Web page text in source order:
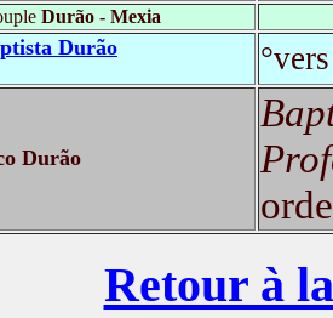
Durão - Mexia
Durão
Durão
Retour à